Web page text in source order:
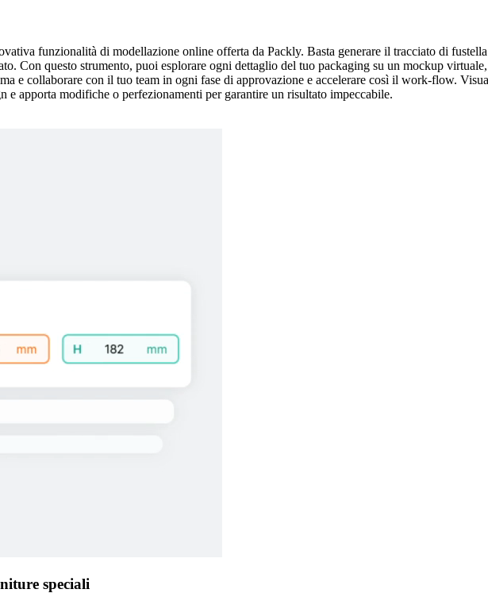
funzionalità di modellazione online offerta da Packly. Basta generare il tracciato di
Con questo strumento, puoi esplorare ogni dettaglio del tuo packaging su un mockup
e collaborare con il tuo team in ogni fase di approvazione e accelerare così il work-flow.
e apporta modifiche o perfezionamenti per garantire un risultato impeccabile.
speciali